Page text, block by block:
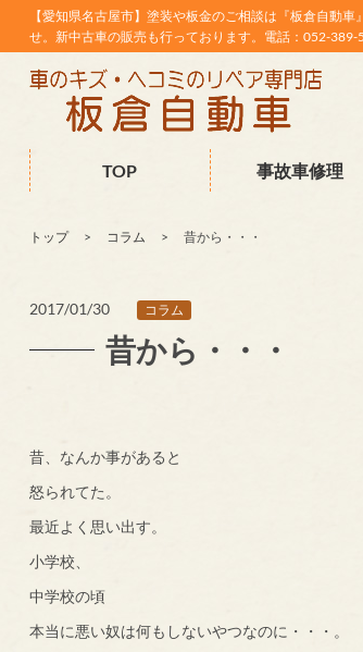
【愛知県名古屋市】塗装や板金のご相談は『板倉自動
せ。新中古車の販売も行っております。電話：052-
TOP 事故車修理
トップ コラム 昔から・・・
2017/01/30 コラム
昔から・・・
昔、なんか事があると
怒られてた。
最近よく思い出す。
小学校、
中学校の頃
本当に悪い奴は何もしないやつなのに・・・。